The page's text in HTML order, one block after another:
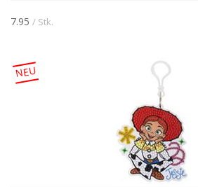
7.95 / Stk.
NEU